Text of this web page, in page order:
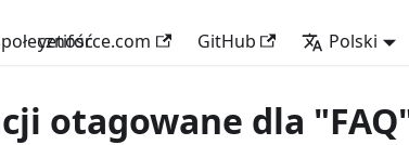
yetiforce.com GitHub Polski
otagowane dla